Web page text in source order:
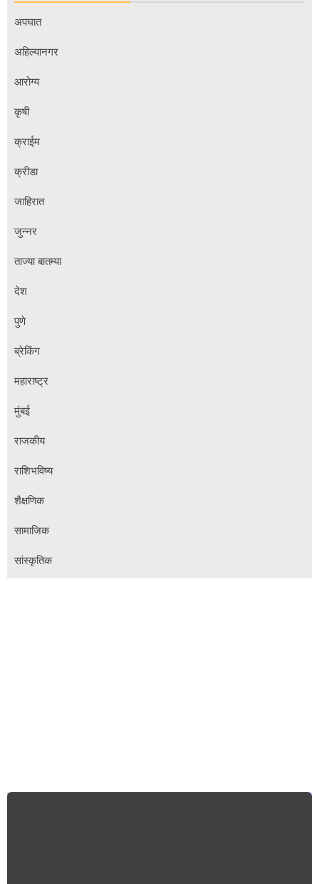
अपघात
अहिल्यानगर
आरोग्य
कृषी
क्राईम
क्रीडा
जाहिरात
जुन्नर
ताज्या बातम्या
देश
पुणे
ब्रेकिंग
महाराष्ट्र
मुंबई
राजकीय
राशिभविष्य
शैक्षणिक
सामाजिक
सांस्कृतिक